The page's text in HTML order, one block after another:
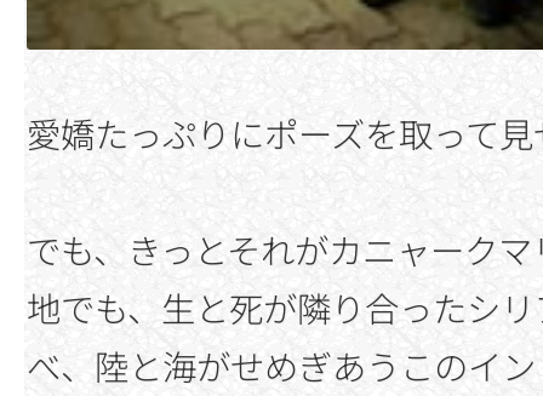
愛嬌たっぷりにポーズを取って
でも、きっとそれがカニャーク
地でも、生と死が隣り合ったシ
べ、陸と海がせめぎあうこのイ